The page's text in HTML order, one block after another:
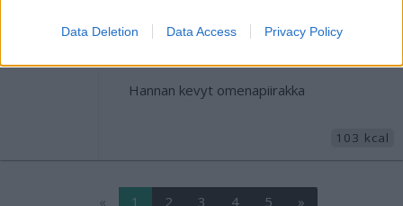
Data Deletion Data Access Privacy Policy260 kcal
103 kcal
Hannan kevyt omenapiirakka
« 1 2 3 4 5 »